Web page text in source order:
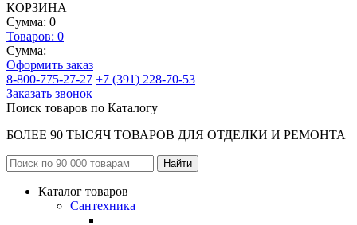
КОРЗИНА
Сумма: 0
Товаров: 0
Сумма:
Оформить заказ
8-800-775-27-27 +7 (391) 228-70-53
Заказать звонок
Поиск товаров по Каталогу
БОЛЕЕ 90 ТЫСЯЧ ТОВАРОВ ДЛЯ ОТДЕЛКИ И РЕМОНТА
Каталог товаров
Сантехника